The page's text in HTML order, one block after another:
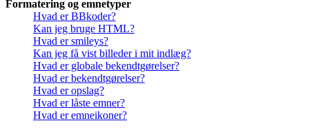
Formatering og emnetyper
Hvad er BBkoder?
Kan jeg bruge HTML?
Hvad er smileys?
Kan jeg få vist billeder i mit indlæg?
Hvad er globale bekendtgørelser?
Hvad er bekendtgørelser?
Hvad er opslag?
Hvad er låste emner?
Hvad er emneikoner?